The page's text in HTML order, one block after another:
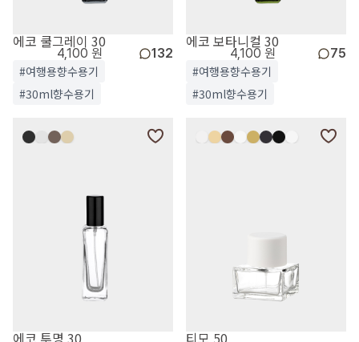
에코 쿨그레이 30
4,100 원 132
#여행용향수용기
#30ml향수용기
에코 보타니컬 30
4,100 원 75
#여행용향수용기
#30ml향수용기
에코 투명 30 티모 50